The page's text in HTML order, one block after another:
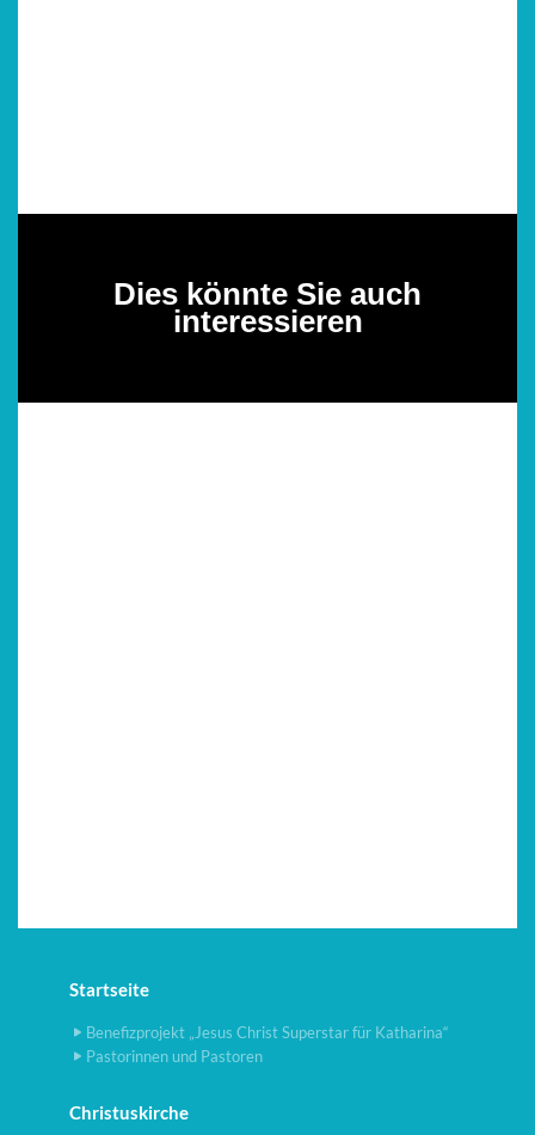
Dies könnte Sie auch
interessieren
Startseite
Benefizprojekt „Jesus Christ Superstar für Katharina“
Pastorinnen und Pastoren
Christuskirche